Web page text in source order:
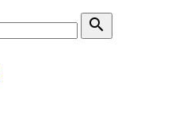
search